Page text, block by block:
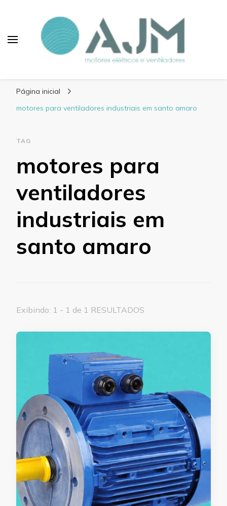
Elétricos e Ventiladores
Página inicial
motores para ventiladores industriais em santo amaro
TAG
motores para
ventiladores
industriais em
santo amaro
Exibindo: 1 - 1 de 1 RESULTADOS